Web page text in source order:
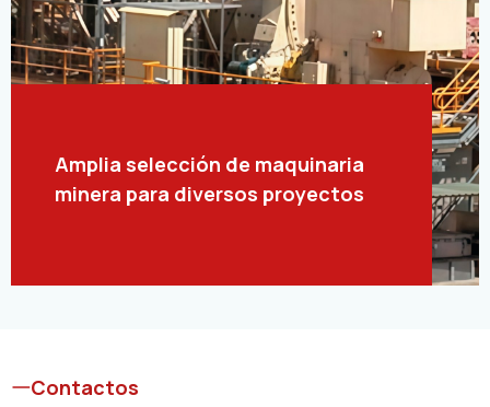
Amplia selección de maquinaria
minera para diversos proyectos
Contactos